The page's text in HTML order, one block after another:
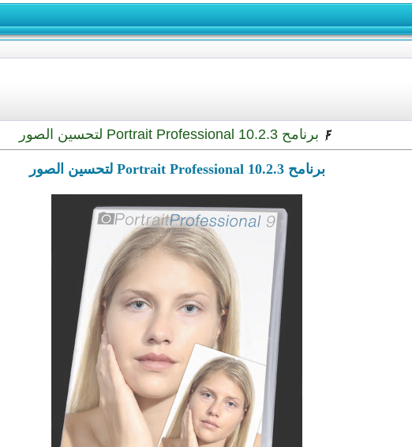
برنامح Portrait Professional 10.2.3 لتحسين الصور
برنامح Portrait Professional 10.2.3 لتحسين الصور